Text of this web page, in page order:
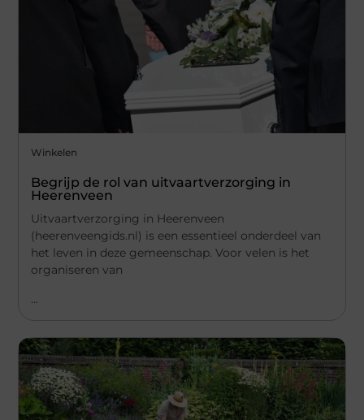
Winkelen
Begrijp de rol van uitvaartverzorging in
Heerenveen
Uitvaartverzorging in Heerenveen
(heerenveengids.nl) is een essentieel onderdeel van
het leven in deze gemeenschap. Voor velen is het
organiseren van